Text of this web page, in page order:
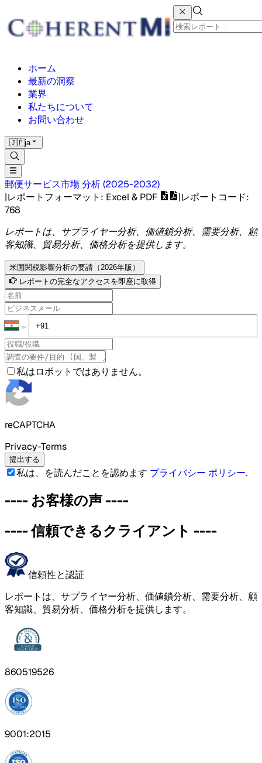
ホーム
最新の洞察
業界
私たちについて
お問い合わせ
🇯🇵ja
郵便サービス市場分析(2025-2032)
|レポートフォーマット : Excel & PDF |レポートコード:
768
レポートは、サプライヤー分析、価値鎖分析、需要分析、顧
客知識、貿易分析、価格分析を提供します。
米国関税影響分析の要請（2026年版）
レポートの完全なアクセスを即座に取得
私はロボットではありません。
reCAPTCHA
Privacy-Terms
提出する
私は、を読んだことを認めます プライバシー ポリシー.
----お客様の声----
----信頼できるクライアント ----
信頼性と認証
レポートは、サプライヤー分析、価値鎖分析、需要分析、顧
客知識、貿易分析、価格分析を提供します。
860519526
9001:2015